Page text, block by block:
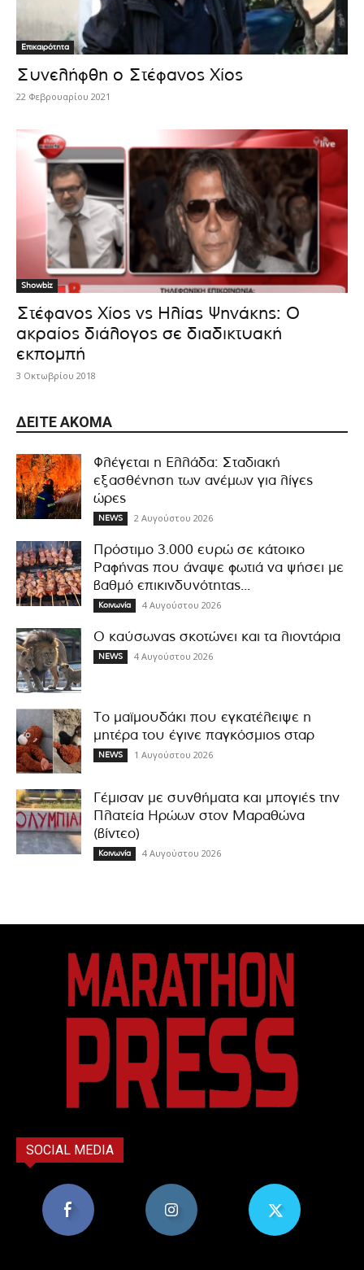
Επικαιρότητα
Συνελήφθη ο Στέφανος Χίος
22 Φεβρουαρίου 2021
Showbiz
Στέφανος Χίος vs Ηλίας Ψηνάκης: Ο
ακραίος διάλογος σε διαδικτυακή
εκπομπή
3 Οκτωβρίου 2018
ΔΕΊΤΕ ΑΚΌΜΑ
Φλέγεται η Ελλάδα: Σταδιακή
εξασθένηση των ανέμων για λίγες
ώρες
NEWS 2 Αυγούστου 2026
Πρόστιμο 3.000 ευρώ σε κάτοικο
Ραφήνας που άναψε φωτιά να ψήσει με
βαθμό επικινδυνότητας...
Κοινωνία 4 Αυγούστου 2026
Ο καύσωνας σκοτώνει και τα λιοντάρια
NEWS 4 Αυγούστου 2026
Το μαϊμουδάκι που εγκατέλειψε η
μητέρα του έγινε παγκόσμιος σταρ
NEWS 1 Αυγούστου 2026
Γέμισαν με συνθήματα και μπογιές την
Πλατεία Ηρώων στον Μαραθώνα
(βίντεο)
Κοινωνία 4 Αυγούστου 2026
SOCIAL MEDIA